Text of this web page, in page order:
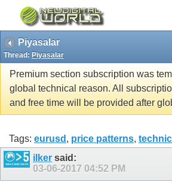
Piyasalar
Thread: Piyasalar
Premium section subscription was
global technical reason. All
and free time will be provided after
Tags: eurusd , price patterns,
ilker said:
03-06-2017 04:52 PM